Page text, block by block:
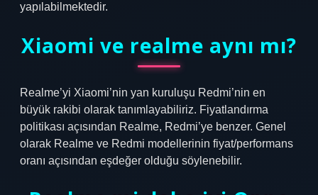
yapılabilmektedir.
Xiaomi ve realme aynı mı?
Realme’yi Xiaomi’nin yan kuruluşu Redmi’nin en
büyük rakibi olarak tanımlayabiliriz. Fiyatlandırma
politikası açısından Realme, Redmi’ye benzer. Genel
olarak Realme ve Redmi modellerinin fiyat/performans
oranı açısından eşdeğer olduğu söylenebilir.